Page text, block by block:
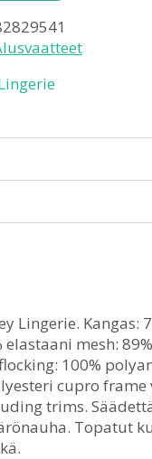
Lingerie. Kangas:
mesh:
100%
cupro frame
trims.
Topatut